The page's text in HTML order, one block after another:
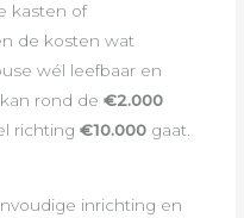
kasten of
de kosten wat
wél leefbaar en
kan rond de€2.000
richting€10.000 gaat.
inrichting en